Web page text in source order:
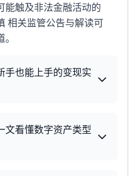
能触及非法金融活动的
相关监管公告与解读可
手也能上手的变现实
文看懂数字资产类型